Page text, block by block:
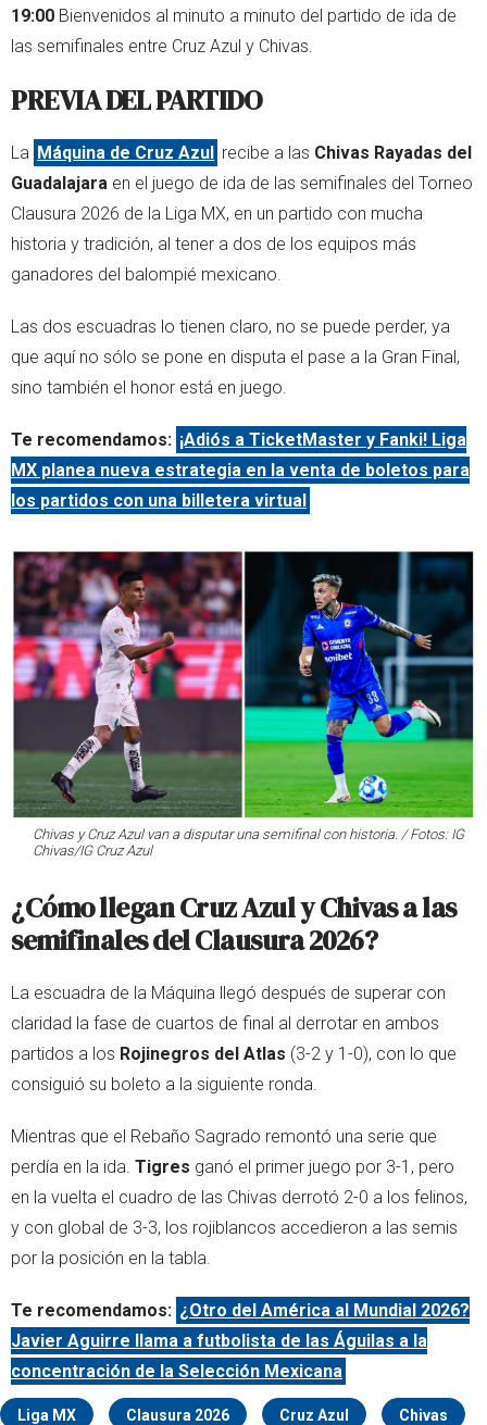
19:00 Bienvenidos al minuto a minuto del partido de ida de
las semifinales entre Cruz Azul y Chivas.
PREVIA DEL PARTIDO
La Máquina de Cruz Azul recibe a las Chivas Rayadas del
Guadalajara en el juego de ida de las semifinales del Torneo
Clausura 2026 de la Liga MX, en un partido con mucha
historia y tradición, al tener a dos de los equipos más
ganadores del balompié mexicano.
Las dos escuadras lo tienen claro, no se puede perder, ya
que aquí no sólo se pone en disputa el pase a la Gran Final,
sino también el honor está en juego.
Te recomendamos: ¡Adiós a TicketMaster y Fanki! Liga
MX planea nueva estrategia en la venta de boletos para
los partidos con una billetera virtual
Chivas y Cruz Azul van a disputar una semifinal con historia. / Fotos: IG
Chivas/IG Cruz Azul
¿Cómo llegan Cruz Azul y Chivas a las
semifinales del Clausura 2026?
La escuadra de la Máquina llegó después de superar con
claridad la fase de cuartos de final al derrotar en ambos
partidos a los Rojinegros del Atlas (3-2 y 1-0), con lo que
consiguió su boleto a la siguiente ronda.
Mientras que el Rebaño Sagrado remontó una serie que
perdía en la ida. Tigres ganó el primer juego por 3-1, pero
en la vuelta el cuadro de las Chivas derrotó 2-0 a los felinos,
y con global de 3-3, los rojiblancos accedieron a las semis
por la posición en la tabla.
Te recomendamos: ¿Otro del América al Mundial 2026?
Javier Aguirre llama a futbolista de las Águilas a la
concentración de la Selección Mexicana
Liga MX Clausura 2026 Cruz Azul Chivas